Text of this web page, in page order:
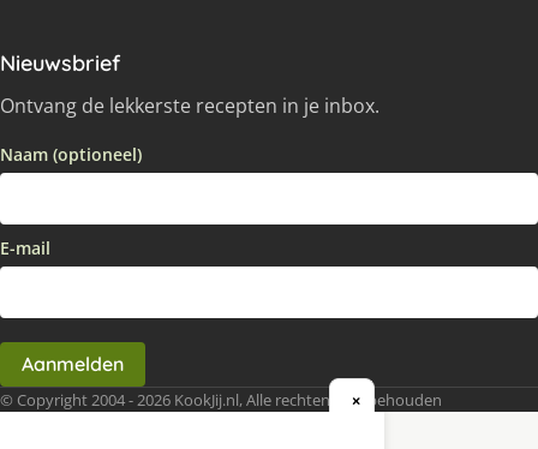
Nieuwsbrief
Ontvang de lekkerste recepten in je inbox.
Naam (optioneel)
E-mail
Aanmelden
© Copyright 2004 - 2026 KookJij.nl, Alle rechten voorbehouden
×